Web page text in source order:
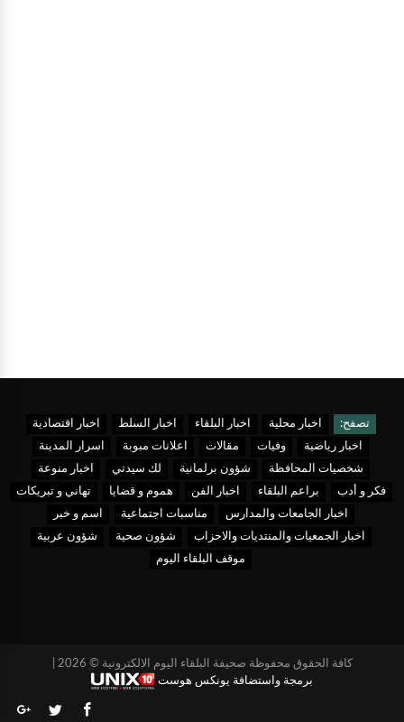
تصفح: اخبار محلية اخبار البلقاء اخبار السلط
اخبار اقتصادية
اخبار رياضية
وفيات مقالات اعلانات مبوبة
اسرار المدينة
شخصيات المحافظة
شؤون برلمانية لك سيدتي
اخبار منوعة
فكر و أدب
براعم البلقاء اخبار الفن هموم و قضايا
تهاني و تبريكات
اخبار الجامعات والمدارس
مناسبات اجتماعية
اسم و خبر
اخبار الجمعيات والمنتديات والاحزاب
شؤون صحية
شؤون عربية
موقف البلقاء اليوم
كافة الحقوق محفوظة صحيفة البلقاء اليوم الالكترونية © 2026 |
برمجة واستضافة يونكس هوست